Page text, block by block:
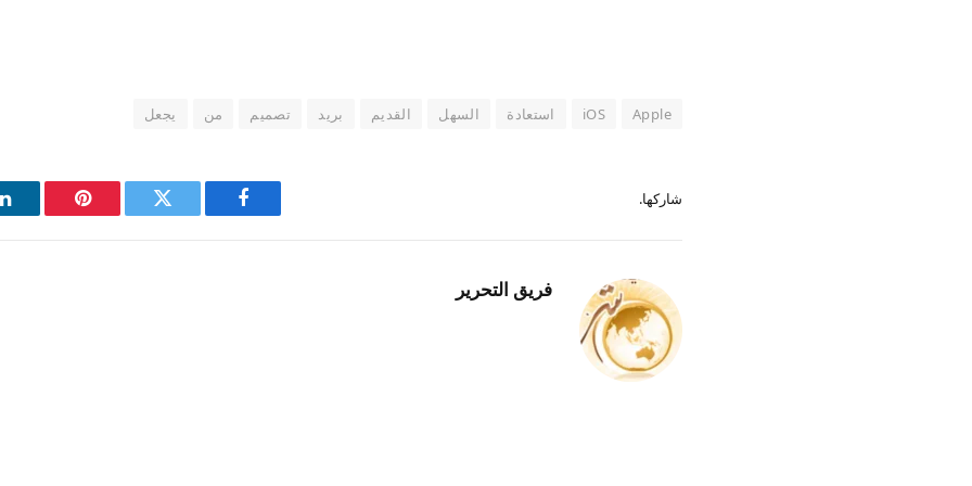
Apple
iOS استعادة السهل القديم بريد تصميم من يجعل
شاركها.
فيسبوك
تويتر بينتيريست
فريق التحرير